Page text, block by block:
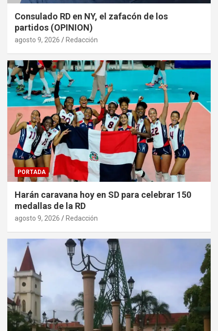
Consulado RD en NY, el zafacón de los
partidos (OPINION)
agosto 9, 2026 Redacción
PORTADA
Harán caravana hoy en SD para celebrar 150
medallas de la RD
agosto 9, 2026 Redacción